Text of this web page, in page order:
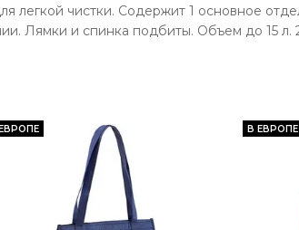
легкой чистки. Содержит 1 основное
Лямки и спинка подбиты. Объем до 15 л.
В ЕВРОПЕ